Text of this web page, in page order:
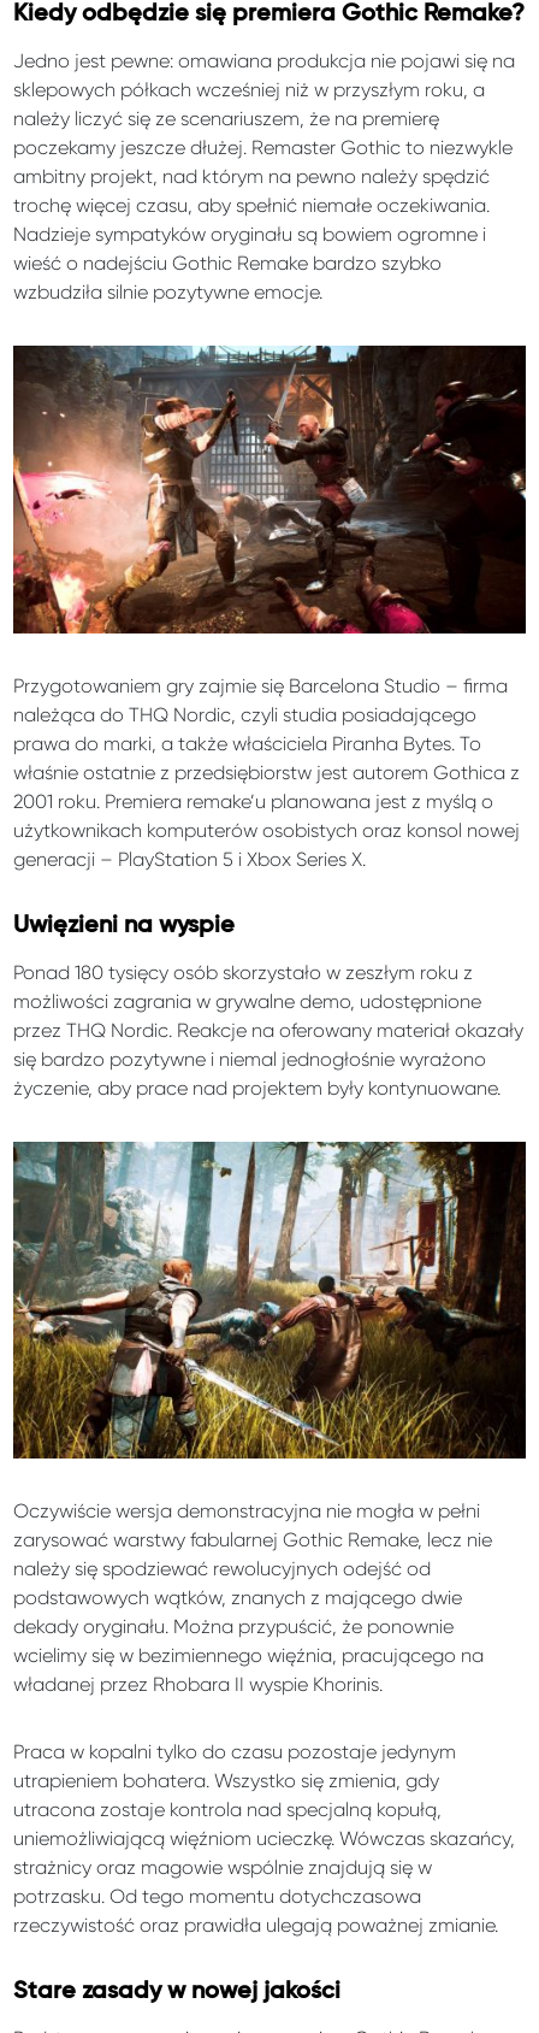
Kiedy odbędzie się premiera Gothic Remake?
Jedno jest pewne: omawiana produkcja nie pojawi się na
sklepowych półkach wcześniej niż w przyszłym roku, a
należy liczyć się ze scenariuszem, że na premierę
poczekamy jeszcze dłużej. Remaster Gothic to niezwykle
ambitny projekt, nad którym na pewno należy spędzić
trochę więcej czasu, aby spełnić niemałe oczekiwania.
Nadzieje sympatyków oryginału są bowiem ogromne i
wieść o nadejściu Gothic Remake bardzo szybko
wzbudziła silnie pozytywne emocje.
Przygotowaniem gry zajmie się Barcelona Studio – firma
należąca do THQ Nordic, czyli studia posiadającego
prawa do marki, a także właściciela Piranha Bytes. To
właśnie ostatnie z przedsiębiorstw jest autorem Gothica z
2001 roku. Premiera remake’u planowana jest z myślą o
użytkownikach komputerów osobistych oraz konsol nowej
generacji – PlayStation 5 i Xbox Series X.
Uwięzieni na wyspie
Ponad 180 tysięcy osób skorzystało w zeszłym roku z
możliwości zagrania w grywalne demo, udostępnione
przez THQ Nordic. Reakcje na oferowany materiał okazały
się bardzo pozytywne i niemal jednogłośnie wyrażono
życzenie, aby prace nad projektem były kontynuowane.
Oczywiście wersja demonstracyjna nie mogła w pełni
zarysować warstwy fabularnej Gothic Remake, lecz nie
należy się spodziewać rewolucyjnych odejść od
podstawowych wątków, znanych z mającego dwie
dekady oryginału. Można przypuścić, że ponownie
wcielimy się w bezimiennego więźnia, pracującego na
władanej przez Rhobara II wyspie Khorinis.
Praca w kopalni tylko do czasu pozostaje jedynym
utrapieniem bohatera. Wszystko się zmienia, gdy
utracona zostaje kontrola nad specjalną kopułą,
uniemożliwiającą więźniom ucieczkę. Wówczas skazańcy,
strażnicy oraz magowie wspólnie znajdują się w
potrzasku. Od tego momentu dotychczasowa
rzeczywistość oraz prawidła ulegają poważnej zmianie.
Stare zasady w nowej jakości